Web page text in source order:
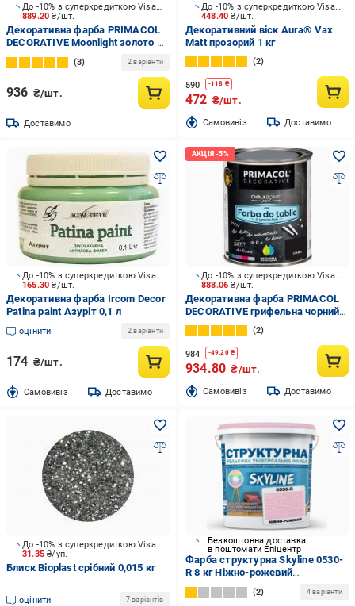
889.20₴/шт.
До -10% з суперкредиткою Visa Вигода
Декоративна фарба PRIMACOL
DECORATIVE Moonlight золото 1
л
3 2 варіанти
936 ₴/шт.
Доставимо
448.40₴/шт.
До -10% з суперкредиткою Visa Вигода
Декоративний віск Aura® Vax
Matt прозорий 1 кг
2
590 -118 ₴
472 ₴/шт.
Cамовивіз Доставимо
165.30₴/шт.
До -10% з суперкредиткою Visa Вигода
Декоративна фарба Ircom Decor
Patina paint Азуріт 0,1 л
оцінити 2 варіанти
174 ₴/шт.
Cамовивіз Доставимо
888.06₴/шт.
До -10% з суперкредиткою Visa Вигода
Декоративна фарба PRIMACOL
DECORATIVE грифельна чорний
0,75 л 0,9 кг
2
984 -49.20₴
934.80 ₴/шт.
Cамовивіз Доставимо
31.35₴/уп.
До -10% з суперкредиткою Visa Вигода
Блиск Bioplast срібний 0,015 кг
оцінити 7 варіантів
Безкоштовна доставка
в поштомати Епіцентр
Фарба структурна Skyline 0530-
R 8 кг Ніжно-рожевий
(2933621726)
2 4 варіанти